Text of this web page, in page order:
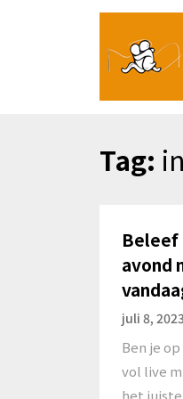
Tag:
avond
juli 8,
Ben je
vol live
het juiste